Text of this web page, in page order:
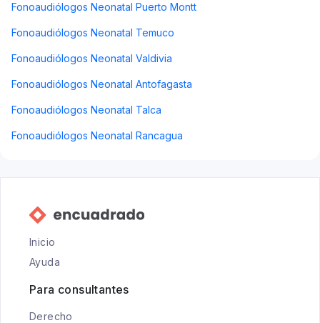
Fonoaudiólogos Neonatal Puerto Montt
Fonoaudiólogos Neonatal Temuco
Fonoaudiólogos Neonatal Valdivia
Fonoaudiólogos Neonatal Antofagasta
Fonoaudiólogos Neonatal Talca
Fonoaudiólogos Neonatal Rancagua
Inicio
Ayuda
Para consultantes
Derecho